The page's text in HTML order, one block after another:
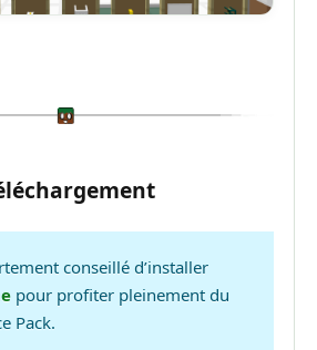
conseillé d’installer
pour profiter pleinement du
Pack.